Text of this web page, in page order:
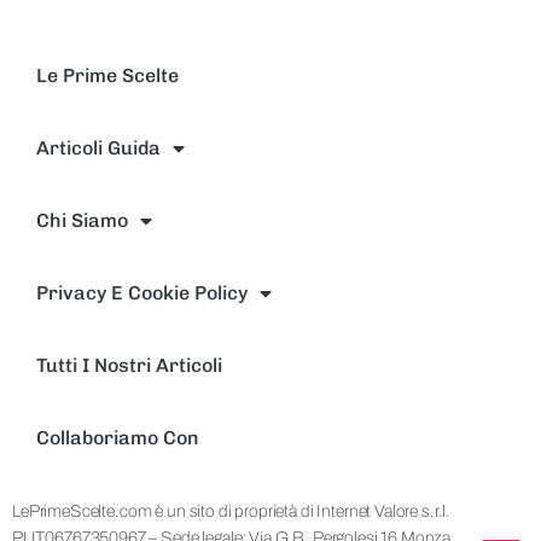
Le Prime Scelte
Articoli Guida
Chi Siamo
Privacy E Cookie Policy
Tutti I Nostri Articoli
Collaboriamo Con
LePrimeScelte.com è un sito di proprietà di Internet Valore s.r.l.